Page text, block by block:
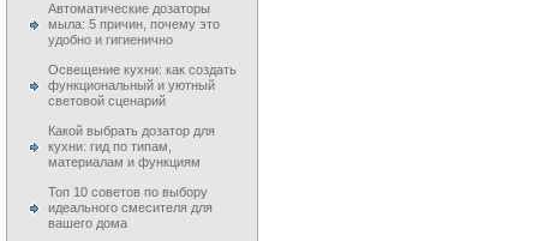
Автоматические дозаторы
мыла: 5 причин, почему это
удобно и гигиенично
Освещение кухни: как создать
функциональный и уютный
световой сценарий
Какой выбрать дозатор для
кухни: гид по типам,
материалам и функциям
Топ 10 советов по выбору
идеального смесителя для
вашего дома